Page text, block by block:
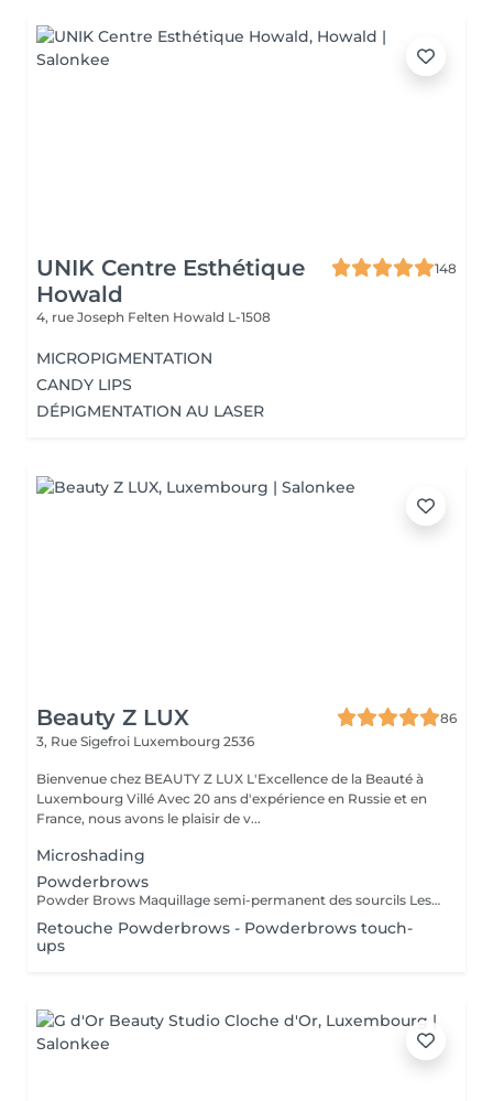
UNIK Centre Esthétique
Howald
148
4, rue Joseph Felten Howald L-1508
MICROPIGMENTATION
CANDY LIPS
DÉPIGMENTATION AU LASER
Beauty Z LUX
86
3, Rue Sigefroi Luxembourg 2536
Bienvenue chez BEAUTY Z LUX L'Excellence de la Beauté à
Luxembourg Villé Avec 20 ans d'expérience en Russie et en
France, nous avons le plaisir de v...
Microshading
Powderbrows
Powder Brows Maquillage semi-permanent des sourcils Les Powder Brows, aussi appelés ombrage des sourcils, sont une technique de maquillage semi-permanent qui donne un effet poudré, doux et structuré aux sourcils. Contrairement au microblading qui imite les poils, les Powder Brows créent un dégradé de couleur, plus ou moins intense selon le rendu souhaité. Idéal pour : Celles et ceux qui souhaitent des sourcils nets, remplis et bien dessinés Tous types de peau, y compris les peaux grasses ou sensibles Un rendu maquillé naturel ou plus sophistiqué selon vos envies Durée : La séance dure environ 1h Une retouche est à prévoir 4 à 6 semaines après la première séance Résultat durable de 1 à 3 ans selon le type de peau et l'entretien Avantages : Gagnez du temps chaque matin Des sourcils parfaits en toute circonstance Résultat sur mesure adapté à la morphologie de votre visage
Retouche Powderbrows - Powderbrows touch-
ups